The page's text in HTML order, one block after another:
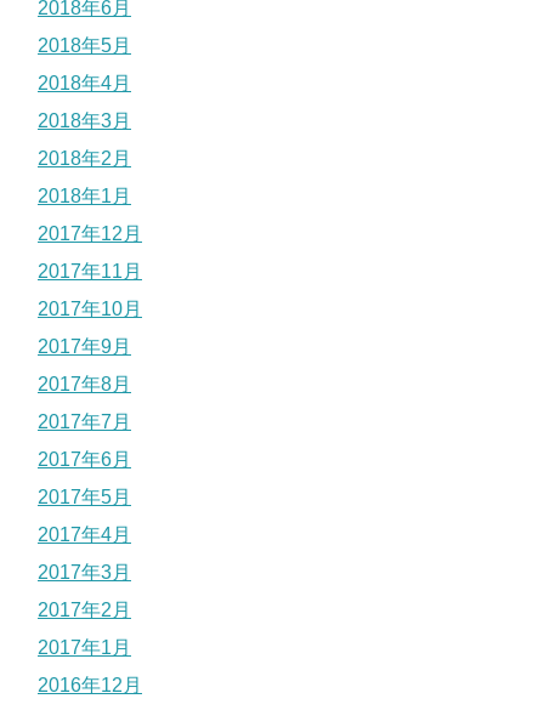
2018年6月
2018年5月
2018年4月
2018年3月
2018年2月
2018年1月
2017年12月
2017年11月
2017年10月
2017年9月
2017年8月
2017年7月
2017年6月
2017年5月
2017年4月
2017年3月
2017年2月
2017年1月
2016年12月